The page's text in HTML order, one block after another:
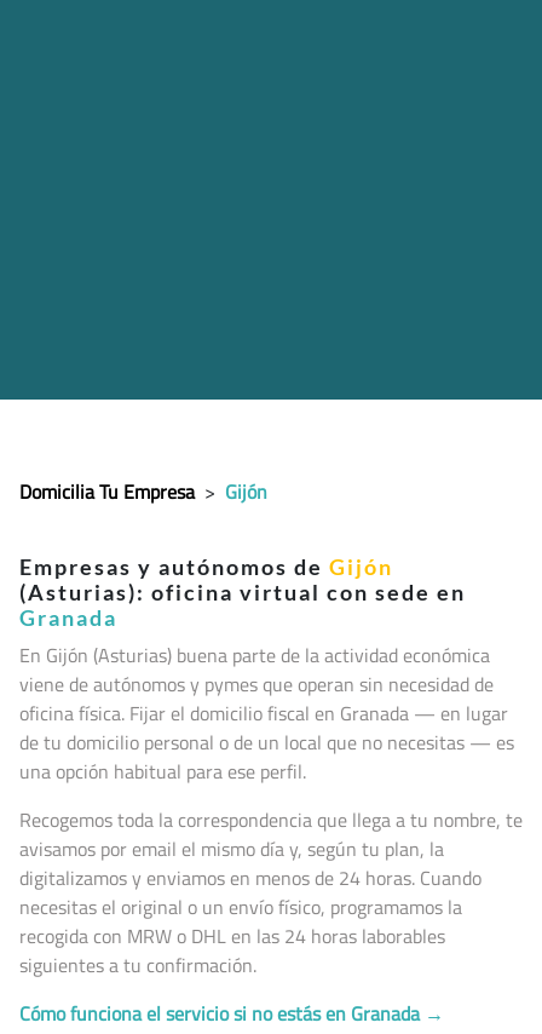
Domicilia Tu Empresa > Gijón
Empresas y autónomos de Gijón
(Asturias): oficina virtual con sede en
Granada
En Gijón (Asturias) buena parte de la actividad económica
viene de autónomos y pymes que operan sin necesidad de
oficina física. Fijar el domicilio fiscal en Granada — en lugar
de tu domicilio personal o de un local que no necesitas — es
una opción habitual para ese perfil.
Recogemos toda la correspondencia que llega a tu nombre, te
avisamos por email el mismo día y, según tu plan, la
digitalizamos y enviamos en menos de 24 horas. Cuando
necesitas el original o un envío físico, programamos la
recogida con MRW o DHL en las 24 horas laborables
siguientes a tu confirmación.
Cómo funciona el servicio si no estás en Granada →